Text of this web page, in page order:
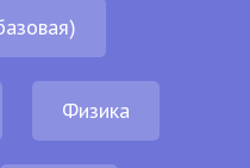
Физика